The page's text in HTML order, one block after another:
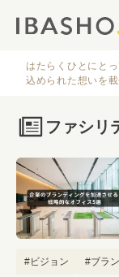
ファシリティナ
はたらくひとにと
込められた想いを
ファシリ
#ビジョン #ブラ